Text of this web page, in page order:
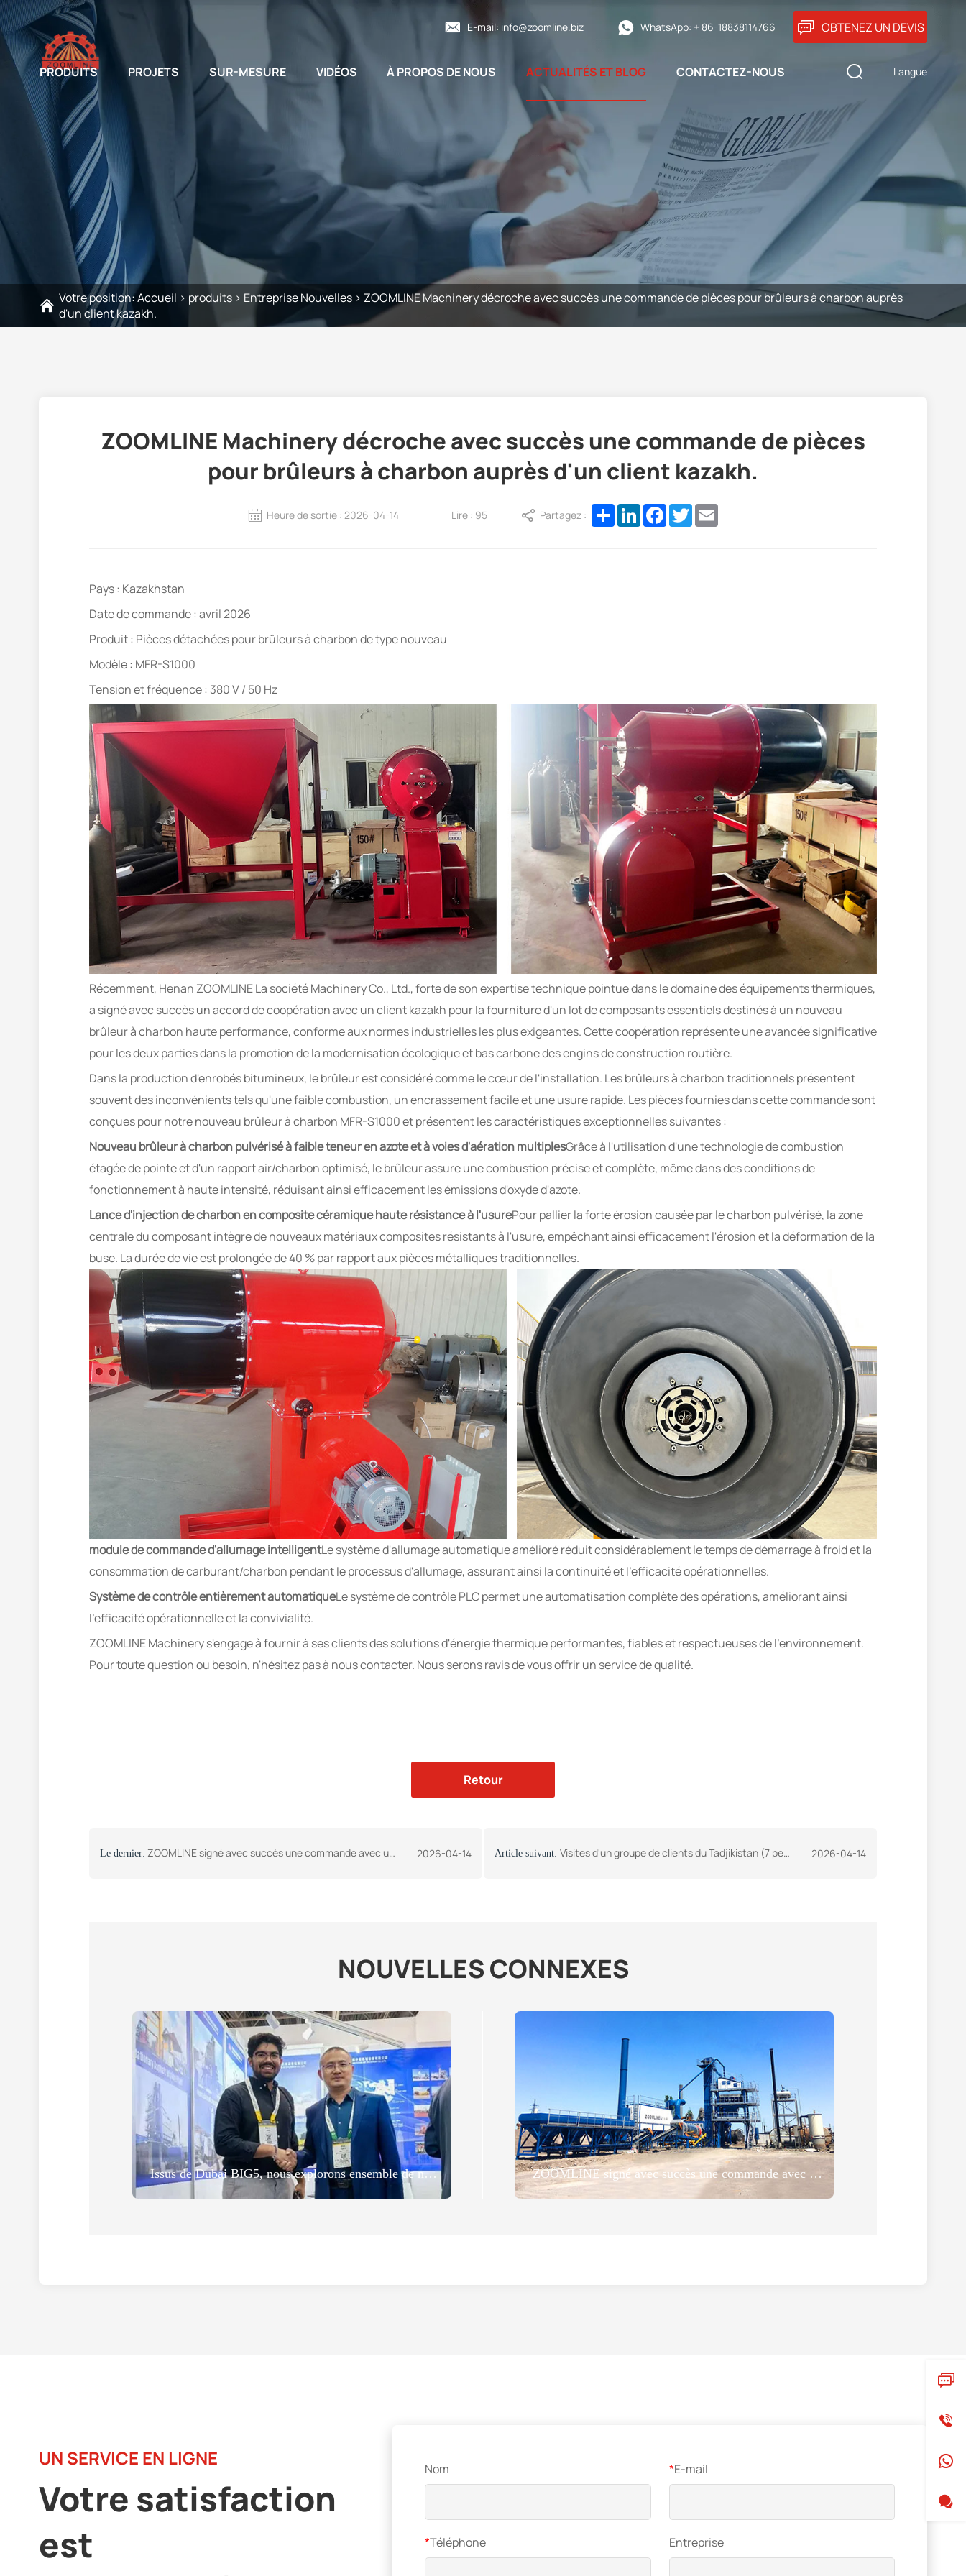
E-mail: info@zoomline.biz WhatsApp: + 86-18838114766 OBTENEZ UN DEVIS
PRODUITS PROJETS SUR-MESURE VIDÉOS À PROPOS DE NOUS ACTUALITÉS ET BLOG CONTACTEZ-NOUS Langue
Votre position:Accueil > produits> Entreprise Nouvelles> ZOOMLINE Machinery décroche avec succès une commande de pièces pour brûleurs à charbon auprès
d'un client kazakh.
ZOOMLINE Machinery décroche avec succès une commande de pièces
pour brûleurs à charbon auprès d'un client kazakh.
Heure de sortie : 2026-04-14 Lire : 95 Partagez : ShareLinkedInFacebook
Twitter
Pays : Kazakhstan
Date de commande : avril 2026
Produit : Pièces détachées pour brûleurs à charbon de type nouveau
Modèle : MFR-S1000
Tension et fréquence : 380 V / 50 Hz
Récemment, Henan ZOOMLINE La société Machinery Co., Ltd., forte de son expertise technique pointue dans le domaine des équipements thermiques,
a signé avec succès un accord de coopération avec un client kazakh pour la fourniture d'un lot de composants essentiels destinés à un nouveau
brûleur à charbon haute performance, conforme aux normes industrielles les plus exigeantes. Cette coopération représente une avancée significative
pour les deux parties dans la promotion de la modernisation écologique et bas carbone des engins de construction routière.
Dans la production d'enrobés bitumineux, le brûleur est considéré comme le cœur de l'installation. Les brûleurs à charbon traditionnels présentent
souvent des inconvénients tels qu'une faible combustion, un encrassement facile et une usure rapide. Les pièces fournies dans cette commande sont
conçues pour notre nouveau brûleur à charbon MFR-S1000 et présentent les caractéristiques exceptionnelles suivantes :
Nouveau brûleur à charbon pulvérisé à faible teneur en azote et à voies d'aération multiplesGrâce à l'utilisation d'une technologie de combustion
étagée de pointe et d'un rapport air/charbon optimisé, le brûleur assure une combustion précise et complète, même dans des conditions de
fonctionnement à haute intensité, réduisant ainsi efficacement les émissions d'oxyde d'azote.
Lance d'injection de charbon en composite céramique haute résistance à l'usurePour pallier la forte érosion causée par le charbon pulvérisé, la zone
centrale du composant intègre de nouveaux matériaux composites résistants à l'usure, empêchant ainsi efficacement l'érosion et la déformation de la
buse. La durée de vie est prolongée de 40 % par rapport aux pièces métalliques traditionnelles.
module de commande d'allumage intelligentLe système d'allumage automatique amélioré réduit considérablement le temps de démarrage à froid et la
consommation de carburant/charbon pendant le processus d'allumage, assurant ainsi la continuité et l'efficacité opérationnelles.
Système de contrôle entièrement automatiqueLe système de contrôle PLC permet une automatisation complète des opérations, améliorant ainsi
l'efficacité opérationnelle et la convivialité.
ZOOMLINE Machinery s'engage à fournir à ses clients des solutions d'énergie thermique performantes, fiables et respectueuses de l'environnement.
Pour toute question ou besoin, n'hésitez pas à nous contacter. Nous serons ravis de vous offrir un service de qualité.
Retour
Le dernier: ZOOMLINE signé avec succès une commande avec un client kirghize 2026-04-14 Article suivant: Visites d'un groupe de clients du Tadjikistan (7 personnes) au Henan Zoomline Machinery Co., Ltd., élaborant conjointement un nouveau plan directeur pour la coopération dans le cadre de l'initiative « la Ceinture et la Route ». 2026-04-14
NOUVELLES CONNEXES
Issus de Dubai BIG5, nous explorons ensemble de nouvelles opportunités pour les équipements régénératifs. ZOOMLINE signé avec succès une commande avec un client kirghize
UN SERVICE EN LIGNE
Votre satisfaction
est
Nom *E-mail
*Téléphone Entreprise